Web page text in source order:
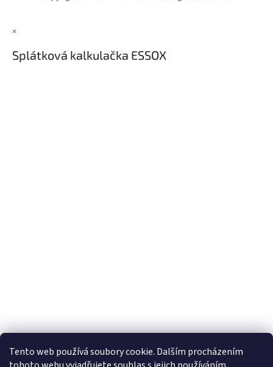
Tento web používá soubory cookie. Dalším procházením
×
Splátková kalkulačka ESSOX